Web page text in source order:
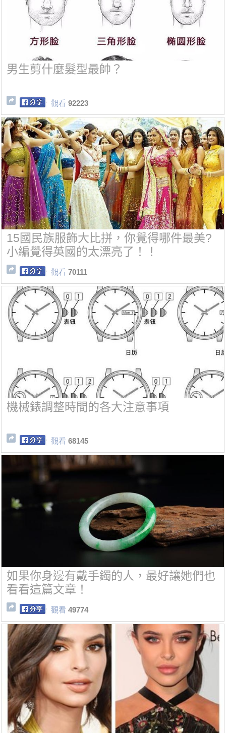
男生剪什麼髮型最帥？
觀看 92223
15國民族服飾大比拼，你覺得哪件最美?
小編覺得英國的太漂亮了！！
觀看 70111
機械錶調整時間的各大注意事項
觀看 68145
如果你身邊有戴手鐲的人，最好讓她們也
看看這篇文章！
觀看 49774